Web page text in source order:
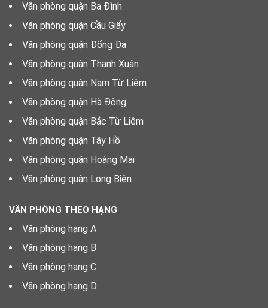
Văn phòng quận Ba Đình
Văn phòng quận Cầu Giấy
Văn phòng quận Đống Đa
Văn phòng quận Thanh Xuân
Văn phòng quận Nam Từ Liêm
Văn phòng quận Hà Đông
Văn phòng quận Bắc Từ Liêm
Văn phòng quận Tây Hồ
Văn phòng quận Hoàng Mai
Văn phòng quận Long Biên
VĂN PHÒNG THEO HẠNG
Văn phòng hạng A
Văn phòng hạng B
Văn phòng hạng C
Văn phòng hạng D